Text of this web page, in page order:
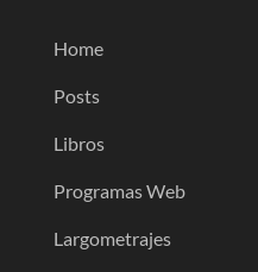
Home
Posts
Libros
Programas Web
Largometrajes